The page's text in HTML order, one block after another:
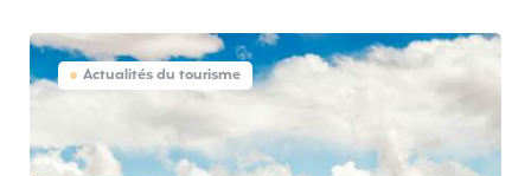
Actualités du tourisme